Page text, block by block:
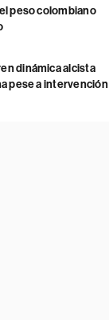
peso colombiano
dinámica alcista
pese a intervención